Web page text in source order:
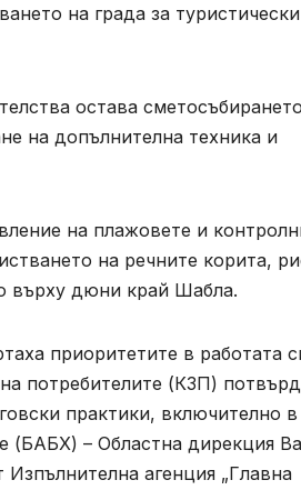
на града за туристически
остава
на допълнителна техника и
на плажовете и
на речните корита,
върху дюни край Шабла.
приоритетите в работата
потребителите (КЗП)
практики, включително в
(БАБХ) – Областна дирекция
агенция „Главна